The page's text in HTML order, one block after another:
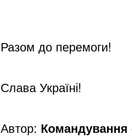
Разом до перемоги!
Слава Україні!
Автор: Командування